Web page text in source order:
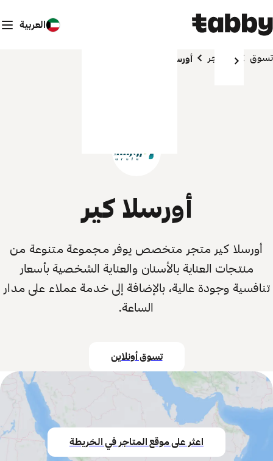
العربية
تسوق المتاجر أورسلا كير
أورسلا كير
أورسلا كير متجر متخصص يوفر مجموعة متنوعة من
منتجات العناية بالأسنان والعناية الشخصية بأسعار
تنافسية وجودة عالية، بالإضافة إلى خدمة عملاء على مدار
الساعة.
تسوق أونلاين
اعثر على موقع المتاجر في الخريطة